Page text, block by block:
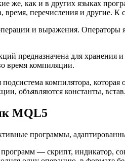
же, как и в других языках
время, перечисления и
и выражения. Операторы
предназначена для
время компиляции.
компилятора,
объявляются константы,
MQL5
программы,
— скрипт, индикатор,